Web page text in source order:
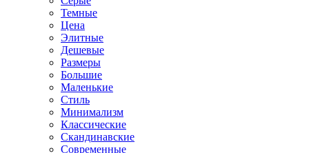
Темные
Цена
Элитные
Дешевые
Размеры
Большие
Маленькие
Стиль
Минимализм
Классические
Скандинавские
Современные